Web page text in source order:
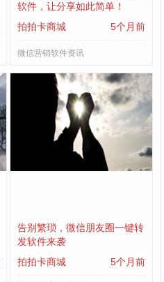
软件，让分享如此简单！
拍拍卡商城
5个月前
微信营销软件资讯
告别繁琐，微信朋友圈一键转
发软件来袭
拍拍卡商城
5个月前